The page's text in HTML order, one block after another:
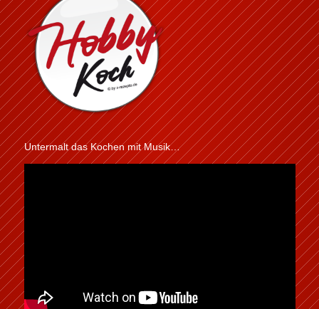
Untermalt das Kochen mit Musik…